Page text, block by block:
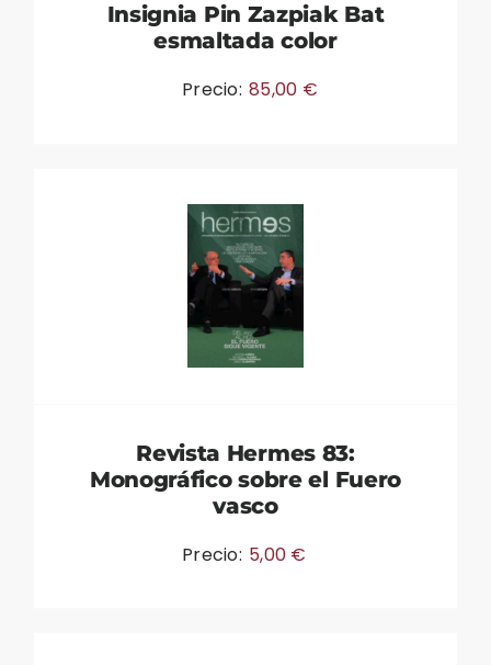
Insignia Pin Zazpiak Bat
esmaltada color
Precio: 85,00 €
Revista Hermes 83:
Monográfico sobre el Fuero
vasco
Precio: 5,00 €